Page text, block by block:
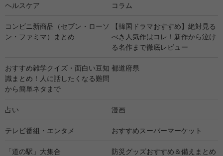
ヘルスケア コラム
コンビニ新商品（セブン・ローソ
ン・ファミマ）まとめ
【韓国ドラマおすすめ】絶対見る
べき人気作はコレ！新作から泣け
る名作まで徹底レビュー
おすすめ雑学クイズ・面白い豆知
識まとめ！人に話したくなる難問
から簡単ネタまで
都道府県
占い 漫画
テレビ番組・エンタメ おすすめスーパーマーケット
「道の駅」大集合
防災グッズおすすめ＆備えまとめ